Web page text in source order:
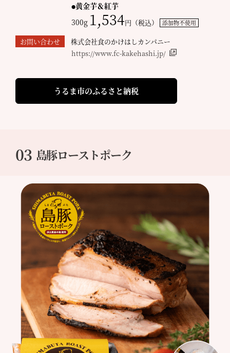
黄金芋＆紅芋
300g 1,534円（税込） 添加物不使用
お問い合わせ
株式会社食のかけはしカンパニー
https://www.fc-kakehashi.jp/
うるま市のふるさと納税
03 島豚ローストポーク